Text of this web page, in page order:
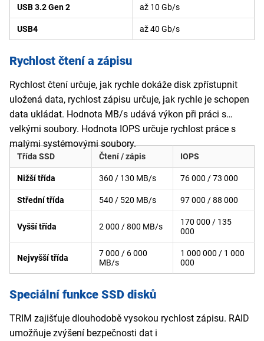
USB 3.2 Gen 2 až 10 Gb/s
USB4 až 40 Gb/s
Rychlost čtení a zápisu
Rychlost čtení určuje, jak rychle dokáže disk zpřístupnit
uložená data, rychlost zápisu určuje, jak rychle je schopen
data ukládat. Hodnota MB/s udává výkon při práci s
velkými soubory. Hodnota IOPS určuje rychlost práce s
malými systémovými soubory.
Třída SSD Čtení / zápis IOPS
Nižší třída 360 / 130 MB/s 76 000 / 73 000
Střední třída 540 / 520 MB/s 97 000 / 88 000
Vyšší třída 2 000 / 800 MB/s
170 000 / 135
000
Nejvyšší třída
7 000 / 6 000
MB/s
1 000 000 / 1 000
000
Speciální funkce SSD disků
TRIM zajišťuje dlouhodobě vysokou rychlost zápisu. RAID
umožňuje zvýšení bezpečnosti dat i